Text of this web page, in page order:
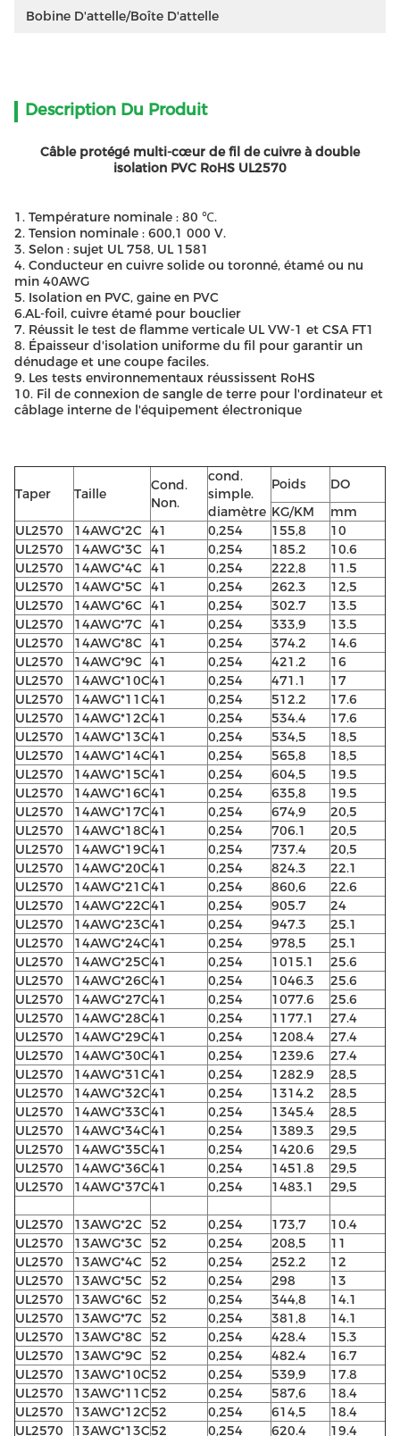
Bobine D'attelle/boîte D'attelle
Description Du Produit
Câble protégé multi-cœur de fil de cuivre à double
isolation PVC RoHS UL2570
1. Température nominale : 80 ℃.
2. Tension nominale : 600,1 000 V.
3. Selon : sujet UL 758, UL 1581
4. Conducteur en cuivre solide ou toronné, étamé ou nu
min 40AWG
5. Isolation en PVC, gaine en PVC
6.AL-foil, cuivre étamé pour bouclier
7. Réussit le test de flamme verticale UL VW-1 et CSA FT1
8. Épaisseur d'isolation uniforme du fil pour garantir un
dénudage et une coupe faciles.
9. Les tests environnementaux réussissent RoHS
10. Fil de connexion de sangle de terre pour l'ordinateur et
câblage interne de l'équipement électronique
Taper Taille
Cond.
Non.
cond.
simple.
diamètre
Poids
DO
KG/KM
mm
UL2570
14AWG*2C 41 0,254 155,8
10
UL2570
14AWG*3C 41 0,254 185.2
10.6
UL2570
14AWG*4C 41 0,254 222,8
11.5
UL2570
14AWG*5C 41 0,254 262.3
12,5
UL2570
14AWG*6C 41 0,254 302.7
13.5
UL2570
14AWG*7C 41 0,254 333,9
13.5
UL2570
14AWG*8C 41 0,254 374.2
14.6
UL2570
14AWG*9C 41 0,254 421.2
16
UL2570
14AWG*10C41 0,254 471.1
17
UL2570
14AWG*11C41 0,254 512.2
17.6
UL2570
14AWG*12C41 0,254 534.4
17.6
UL2570
14AWG*13C41 0,254 534,5
18,5
UL2570
14AWG*14C41 0,254 565,8
18,5
UL2570
14AWG*15C41 0,254 604,5
19.5
UL2570
14AWG*16C41 0,254 635,8
19.5
UL2570
14AWG*17C41 0,254 674,9
20,5
UL2570
14AWG*18C41 0,254 706.1
20,5
UL2570
14AWG*19C41 0,254 737.4
20,5
UL2570
14AWG*20C41 0,254 824.3
22.1
UL2570
14AWG*21C41 0,254 860,6
22.6
UL2570
14AWG*22C41 0,254 905.7
24
UL2570
14AWG*23C41 0,254 947.3
25.1
UL2570
14AWG*24C41 0,254 978,5
25.1
UL2570
14AWG*25C41 0,254 1015.1
25.6
UL2570
14AWG*26C41 0,254 1046.3
25.6
UL2570
14AWG*27C41 0,254 1077.6
25.6
UL2570
14AWG*28C41 0,254 1177.1
27.4
UL2570
14AWG*29C41 0,254 1208.4
27.4
UL2570
14AWG*30C41 0,254 1239.6
27.4
UL2570
14AWG*31C41 0,254 1282.9
28,5
UL2570
14AWG*32C41 0,254 1314.2
28,5
UL2570
14AWG*33C41 0,254 1345.4
28,5
UL2570
14AWG*34C41 0,254 1389.3
29,5
UL2570
14AWG*35C41 0,254 1420.6
29,5
UL2570
14AWG*36C41 0,254 1451.8
29,5
UL2570
14AWG*37C41 0,254 1483.1 29,5
UL2570 13AWG*2C 52 0,254 173,7
10.4
UL2570
13AWG*3C 52 0,254 208,5
11
UL2570
13AWG*4C 52 0,254 252.2
12
UL2570
13AWG*5C 52 0,254 298
13
UL2570
13AWG*6C 52 0,254 344,8
14.1
UL2570
13AWG*7C 52 0,254 381,8
14.1
UL2570
13AWG*8C 52 0,254 428.4
15.3
UL2570
13AWG*9C 52 0,254 482.4
16.7
UL2570
13AWG*10C52 0,254 539,9
17.8
UL2570
13AWG*11C52 0,254 587,6
18.4
UL2570
13AWG*12C52 0,254 614,5
18.4
UL2570
13AWG*13C52 0,254 620.4 19.4